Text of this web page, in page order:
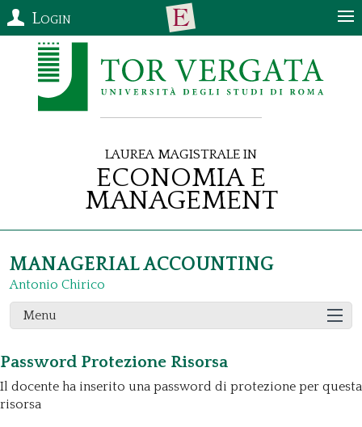
Login
Laurea Magistrale in
Economia e
Management
MANAGERIAL ACCOUNTING
Antonio Chirico
Menu
Password Protezione Risorsa
Il docente ha inserito una password di protezione per questa
risorsa